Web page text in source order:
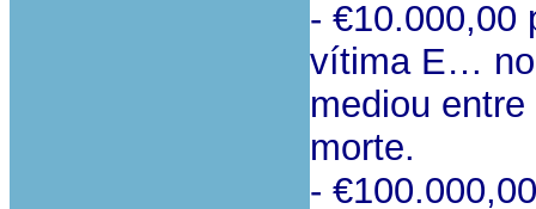
- €10.000,00
vítima E… no
mediou
morte.
-